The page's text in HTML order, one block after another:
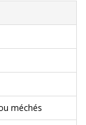
méchés